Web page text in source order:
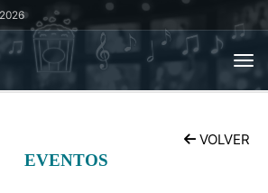
VOLVER
EVENTOS